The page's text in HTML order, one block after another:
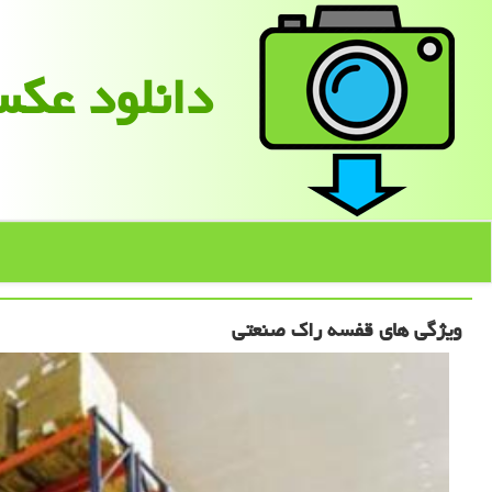
دانلود
ویژگی های قفسه راک صنعتی